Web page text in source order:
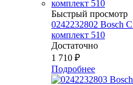
Быстрый просмотр
0242232802 Bosch
комплект 510
Достаточно
1 710 ₽
Подробнее